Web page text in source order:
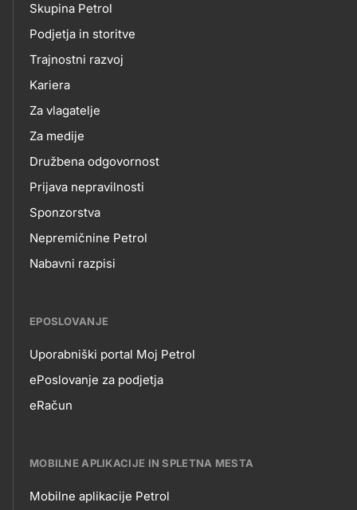
skupno.footer-
title???
O
NAS
Skupina Petrol
Podjetja in storitve
Trajnostni razvoj
Kariera
Za vlagatelje
Za medije
Družbena odgovornost
Prijava nepravilnosti
Sponzorstva
Nepremičnine Petrol
Nabavni razpisi
EPOSLOVANJE
EPOSLOVANJE
Uporabniški portal Moj Petrol
ePoslovanje za podjetja
eRačun
MOBILNE APLIKACIJE IN SPLETNA MESTA
Mobilne aplikacije Petrol